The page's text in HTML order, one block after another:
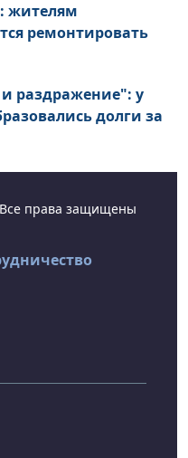
жителям
ремонтировать
раздражение": у
долги за
права защищены